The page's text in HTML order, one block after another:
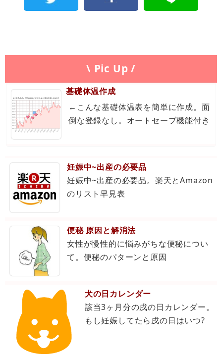
\ Pic Up /
基礎体温作成
←こんな基礎体温表を簡単に作成。面
倒な登録なし。オートセーブ機能付き
妊娠中~出産の必要品
妊娠中~出産の必要品。楽天とAmazon
のリスト早見表
便秘 原因と解消法
女性が慢性的に悩みがちな便秘につい
て。便秘のパターンと原因
犬の日カレンダー
該当3ヶ月分の戌の日カレンダー。
もし妊娠してたら戌の日はいつ?